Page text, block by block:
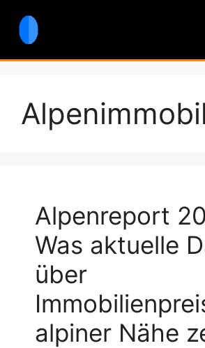
Inhalt
springen
Alpenreport
Was aktuelle
über
alpiner Nähe